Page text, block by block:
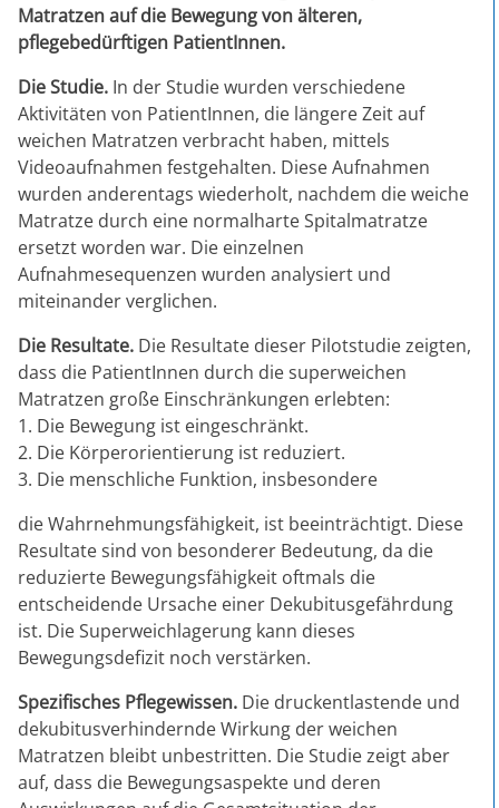
Matratzen auf die Bewegung von älteren,
pflegebedürftigen PatientInnen.
Die Studie. In der Studie wurden verschiedene
Aktivitäten von PatientInnen, die längere Zeit auf
weichen Matratzen verbracht haben, mittels
Videoaufnahmen festgehalten. Diese Aufnahmen
wurden anderentags wiederholt, nachdem die weiche
Matratze durch eine normalharte Spitalmatratze
ersetzt worden war. Die einzelnen
Aufnahmesequenzen wurden analysiert und
miteinander verglichen.
Die Resultate. Die Resultate dieser Pilotstudie zeigten,
dass die PatientInnen durch die superweichen
Matratzen große Einschränkungen erlebten:
1. Die Bewegung ist eingeschränkt.
2. Die Körperorientierung ist reduziert.
3. Die menschliche Funktion, insbesondere
die Wahrnehmungsfähigkeit, ist beeinträchtigt. Diese
Resultate sind von besonderer Bedeutung, da die
reduzierte Bewegungsfähigkeit oftmals die
entscheidende Ursache einer Dekubitusgefährdung
ist. Die Superweichlagerung kann dieses
Bewegungsdefizit noch verstärken.
Spezifisches Pflegewissen. Die druckentlastende und
dekubitusverhindernde Wirkung der weichen
Matratzen bleibt unbestritten. Die Studie zeigt aber
auf, dass die Bewegungsaspekte und deren